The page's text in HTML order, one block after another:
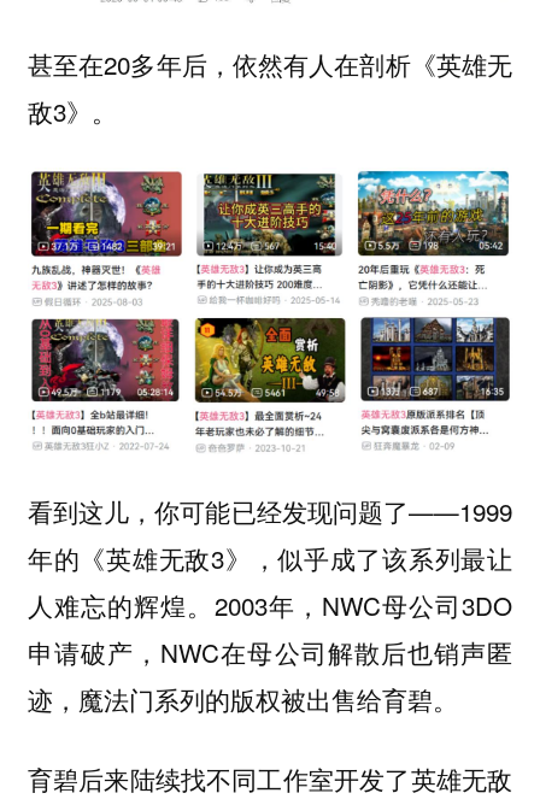
甚至在20多年后，依然有人在剖析《英雄无
敌3》。
看到这儿，你可能已经发现问题了——1999
年的《英雄无敌3》，似乎成了该系列最让
人难忘的辉煌。2003年，NWC母公司3DO
申请破产，NWC在母公司解散后也销声匿
迹，魔法门系列的版权被出售给育碧。
育碧后来陆续找不同工作室开发了英雄无敌